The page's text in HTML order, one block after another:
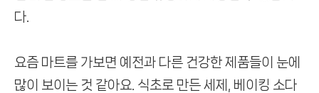
다.
요즘 마트를 가보면 예전과 다른 건강한 제품들이 눈에
많이 보이는 것 같아요. 식초로 만든 세제, 베이킹 소다